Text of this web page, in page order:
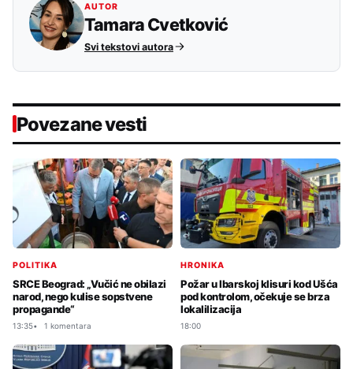
AUTOR
Tamara Cvetković
Svi tekstovi autora
Povezane vesti
POLITIKA
SRCE Beograd: „Vučić ne obilazi
narod, nego kulise sopstvene
propagande“
13:35 1 komentara
HRONIKA
Požar u Ibarskoj klisuri kod Ušća
pod kontrolom, očekuje se brza
lokalilizacija
18:00